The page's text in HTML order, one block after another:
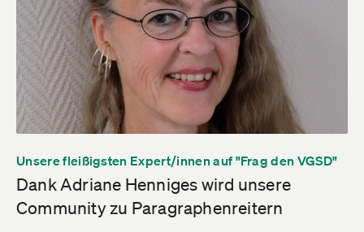
Unsere fleißigsten Expert/innen auf "Frag den VGSD"
Dank Adriane Henniges wird unsere
Community zu Paragraphenreitern